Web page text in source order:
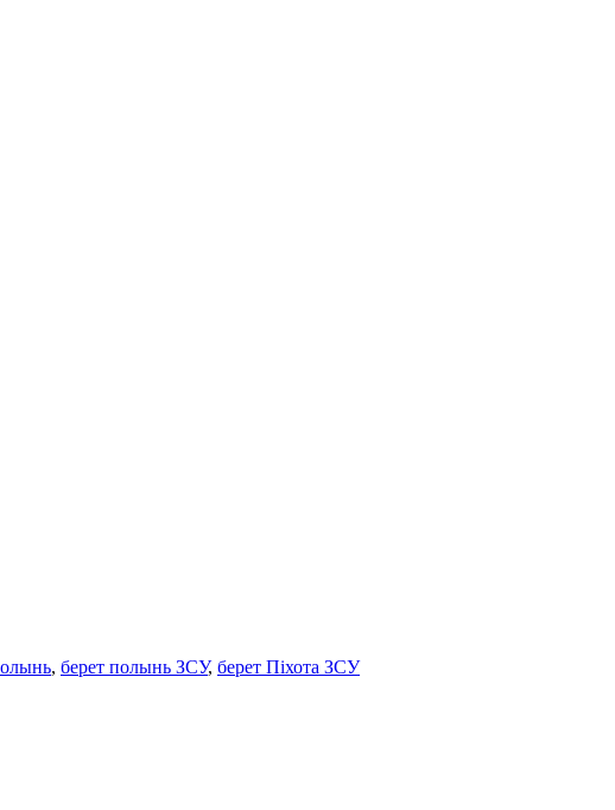
, берет полынь ЗСУ, берет Піхота ЗСУ